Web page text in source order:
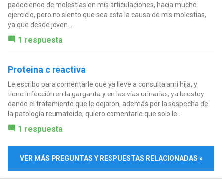
padeciendo de molestias en mis articulaciones, hacia mucho
ejercicio, pero no siento que sea esta la causa de mis molestias,
ya que desde joven...
1 respuesta
Proteina c reactiva
Le escribo para comentarle que ya lleve a consulta ami hija, y
tiene infección en la garganta y en las vías urinarias, ya le estoy
dando el tratamiento que le dejaron, además por la sospecha de
la patología reumatoide, quiero comentarle que solo le...
1 respuesta
VER MÁS PREGUNTAS Y RESPUESTAS RELACIONADAS »